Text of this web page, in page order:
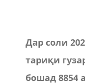
Дар соли
тариқи
бошад 8854